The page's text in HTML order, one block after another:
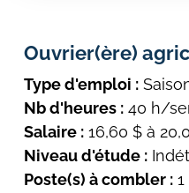
Ouvrier(ère)
Type d'emploi :
Nb d'heures : 40 h/
Salaire : 16,60 $ à
Niveau d'étude :
Poste(s) à combler : 1